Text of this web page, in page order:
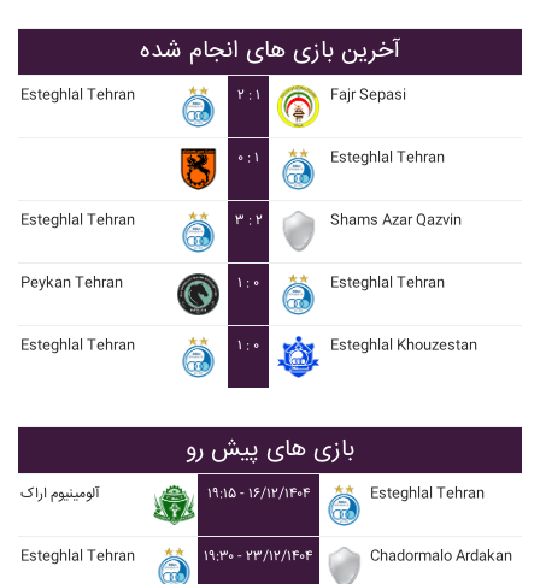
آخرین بازی های انجام شده
Esteghlal Tehran ۲ : ۱ Fajr Sepasi
۰ : ۱ Esteghlal Tehran
Esteghlal Tehran ۳ : ۲ Shams Azar Qazvin
Peykan Tehran ۱ : ۰ Esteghlal Tehran
Esteghlal Tehran ۱ : ۰ Esteghlal Khouzestan
بازی های پیش رو
آلومينيوم اراک ۱۹:۱۵ - ۱۶/۱۲/۱۴۰۴ Esteghlal Tehran
Esteghlal Tehran ۱۹:۳۰ - ۲۳/۱۲/۱۴۰۴ Chadormalo Ardakan